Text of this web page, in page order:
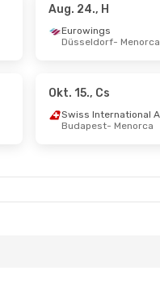
- Okt. 28., Sze
Aug. 24., H
Eurowings
Düsseldorf- Menorca
Okt. 15., Cs
Budapest- Menorca